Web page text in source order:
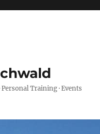
Training · Events